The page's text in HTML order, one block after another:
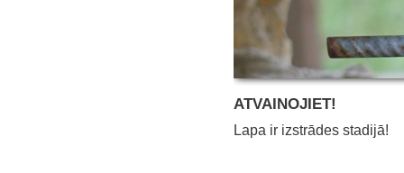
ATVAINOJIET!
Lapa ir izstrādes stadijā!